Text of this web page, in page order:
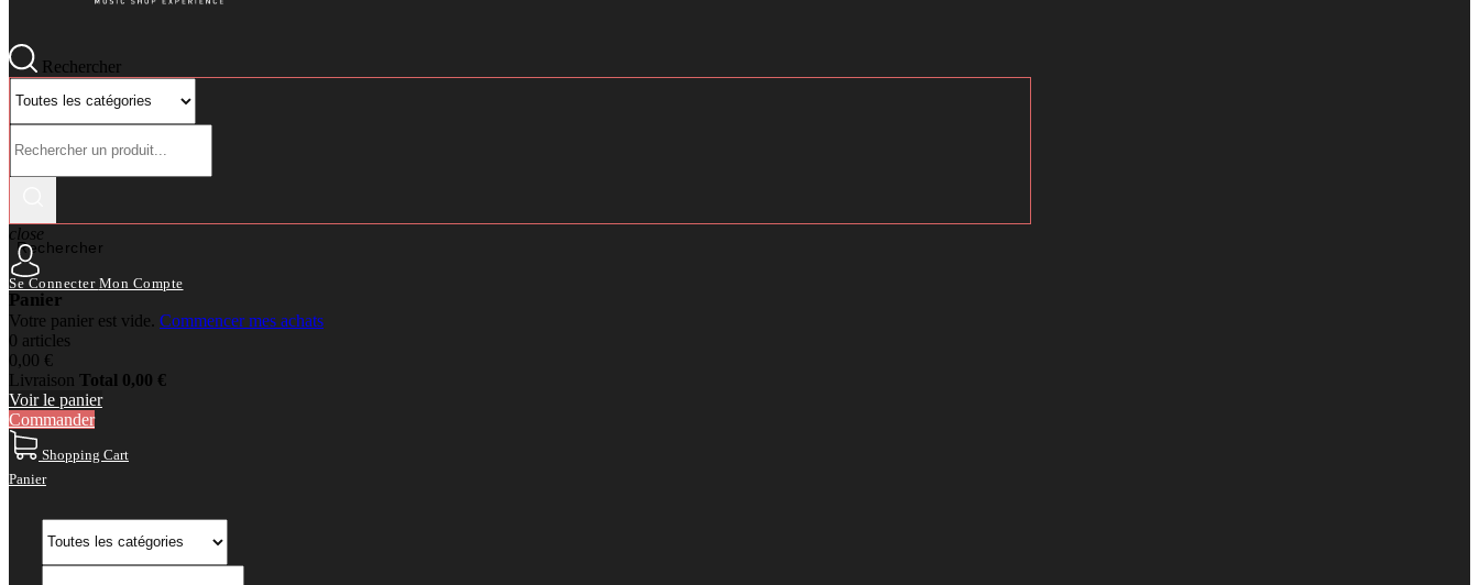
Rechercher
Rechercher
close
Se Connecter Mon Compte
Panier
Votre panier est vide. Commencer mes achats
0 articles
0,00 €
Livraison Total 0,00 €
Voir le panier
Commander
Shopping Cart
Panier